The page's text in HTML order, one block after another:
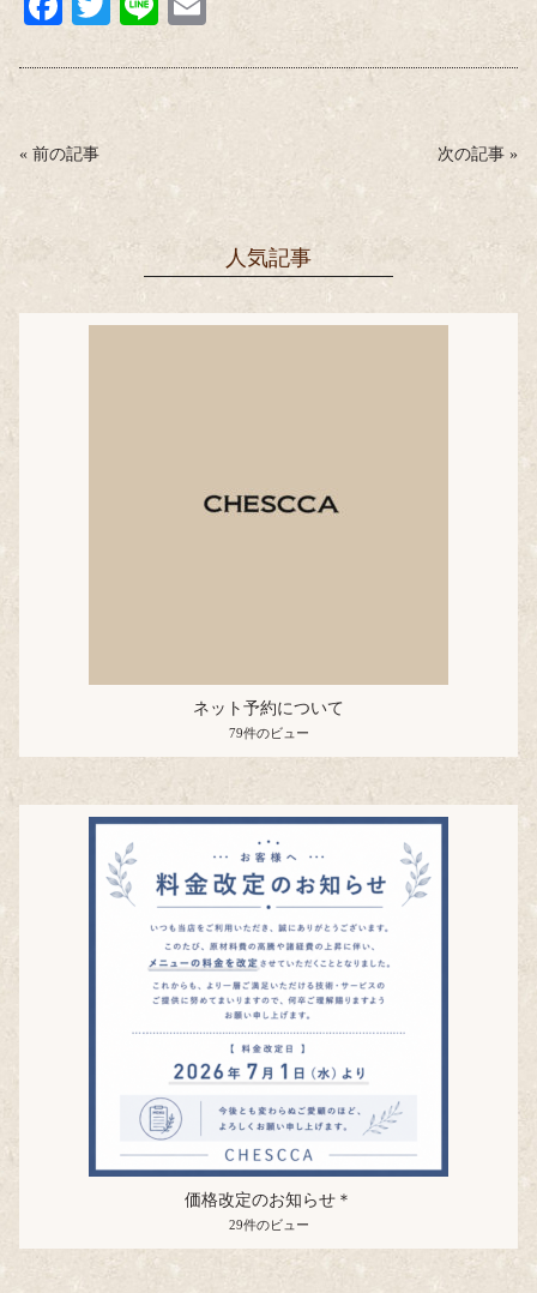
bo tte
ail
« 前の記事 次の記事 »
人気記事
ネット予約について
79件のビュー
価格改定のお知らせ＊
29件のビュー